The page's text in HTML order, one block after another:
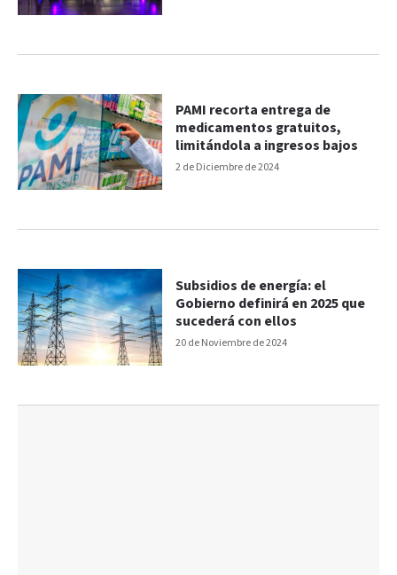
2 de Diciembre de 2024
PAMI recorta entrega de
medicamentos gratuitos,
limitándola a ingresos bajos
20 de Noviembre de 2024
Subsidios de energía: el
Gobierno definirá en 2025 que
sucederá con ellos